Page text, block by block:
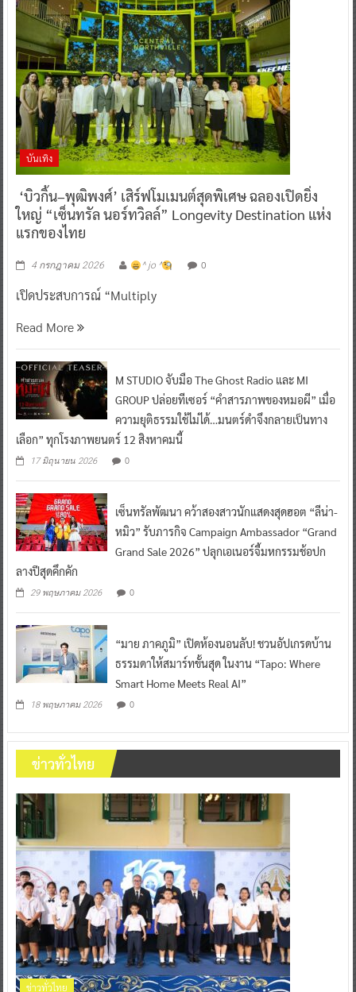
บันเทิง
‘บิวกิ้น–พุฒิพงศ์’ เสิร์ฟโมเมนต์สุดพิเศษ ฉลองเปิดยิ่ง
ใหญ่ “เซ็นทรัล นอร์ทวิลล์” Longevity Destination แห่ง
แรกของไทย
4 กรกฎาคม 2026 ^ jo ^ 0
เปิดประสบการณ์ “Multiply
Read More
M STUDIO จับมือ The Ghost Radio และ MI
GROUP ปล่อยทีเซอร์ “คำสารภาพของหมอผี” เมื่อ
ความยุติธรรมใช้ไม่ได้…มนตร์ดำจึงกลายเป็นทาง
เลือก” ทุกโรงภาพยนตร์ 12 สิงหาคมนี้
17 มิถุนายน 2026 0
เซ็นทรัลพัฒนา คว้าสองสาวนักแสดงสุดฮอต “ลีน่า-
หมิว” รับภารกิจ Campaign Ambassador “Grand
Grand Sale 2026” ปลุกเอเนอร์จี้มหกรรมช้อปก
ลางปีสุดคึกคัก
29 พฤษภาคม 2026 0
“มาย ภาคภูมิ” เปิดห้องนอนลับ! ชวนอัปเกรดบ้าน
ธรรมดาให้สมาร์ทขั้นสุด ในงาน “Tapo: Where
Smart Home Meets Real AI”
18 พฤษภาคม 2026 0
ข่าวทั่วไทย
ข่าวทั่วไทย